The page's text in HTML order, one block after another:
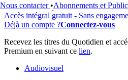
Nous contacter •Abonnements et
Offre d'essai 8 jours
Accès intégral gratuit - Sans
Déjà un compte ?Connectez-vous
Recevez les titres du Quotidien et
Premium en suivant ce lien.
Audiovisuel